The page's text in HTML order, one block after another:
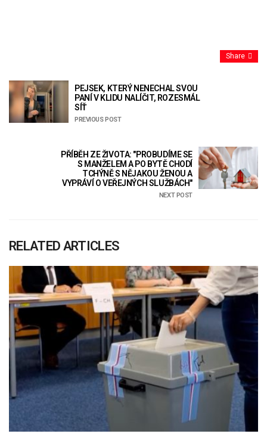
Share
PEJSEK, KTERÝ NENECHAL SVOU
PANÍ V KLIDU NALÍČIT, ROZESMÁL
SÍŤ
PREVIOUS POST
PŘÍBĚH ZE ŽIVOTA: "PROBUDÍME SE
S MANŽELEM A PO BYTĚ CHODÍ
TCHÝNĚ S NĚJAKOU ŽENOU A
VYPRÁVÍ O VEŘEJNÝCH SLUŽBÁCH"
NEXT POST
RELATED ARTICLES